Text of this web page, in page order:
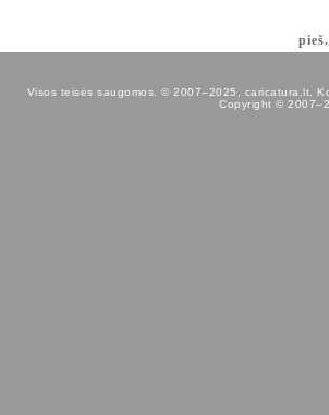
pieš.
Visos teisės saugomos. © 2007–2025, caricatura.lt.
Copyright ©